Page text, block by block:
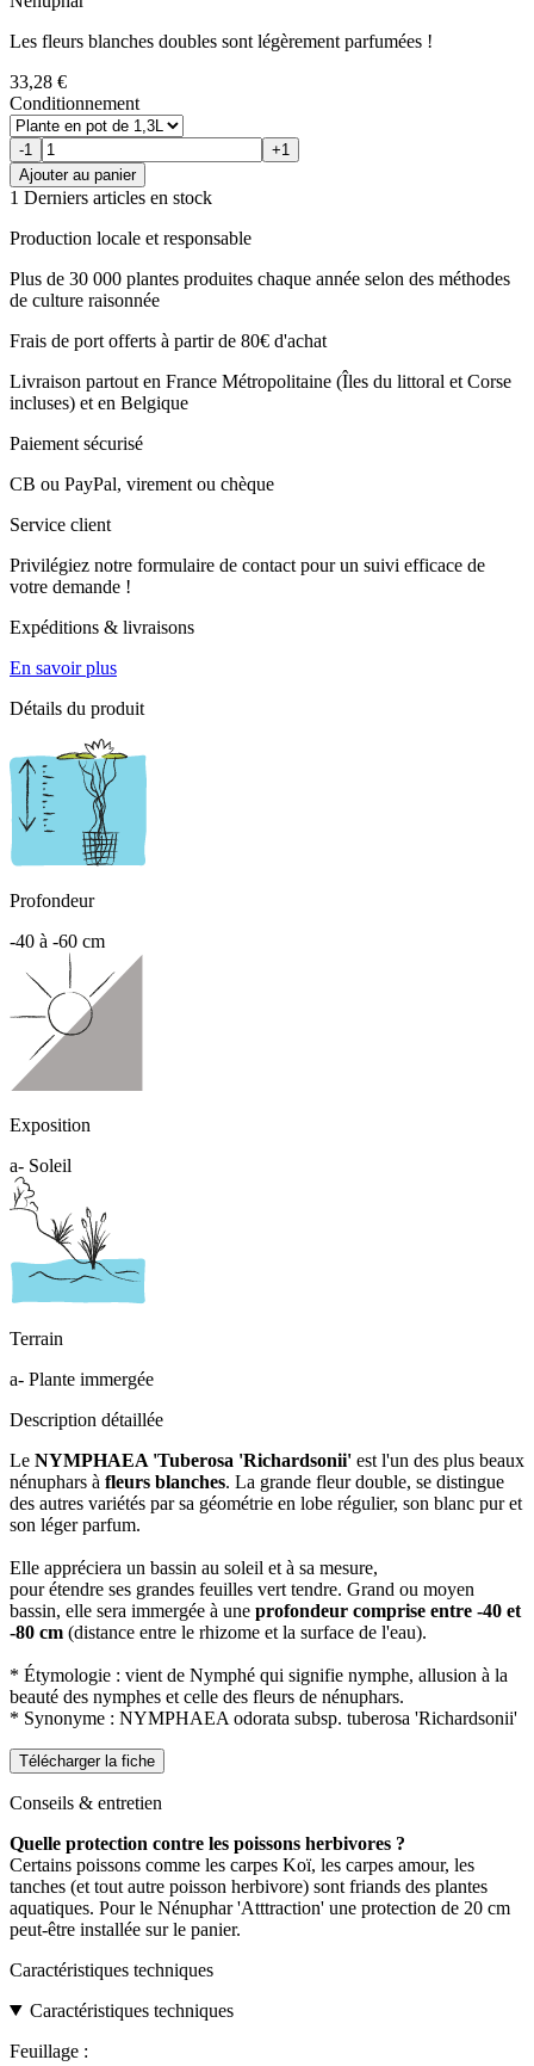
Les fleurs blanches doubles sont légèrement parfumées !
33,28 €
Conditionnement
-1
+1
Ajouter au panier
1 Derniers articles en stock
Production locale et responsable
Plus de 30 000 plantes produites chaque année selon des méthodes
de culture raisonnée
Frais de port offerts à partir de 80€ d'achat
Livraison partout en France Métropolitaine (Îles du littoral et Corse
incluses) et en Belgique
Paiement sécurisé
CB ou PayPal, virement ou chèque
Service client
Privilégiez notre formulaire de contact pour un suivi efficace de
votre demande !
Expéditions & livraisons
En savoir plus
Détails du produit
Profondeur
-40 à -60 cm
Exposition
a- Soleil
Terrain
a- Plante immergée
Description détaillée
Le NYMPHAEA 'Tuberosa 'Richardsonii' est l'un des plus beaux
nénuphars à fleurs blanches. La grande fleur double, se distingue
des autres variétés par sa géométrie en lobe régulier, son blanc pur et
son léger parfum.
Elle appréciera un bassin au soleil et à sa mesure,
pour étendre ses grandes feuilles vert tendre. Grand ou moyen
bassin, elle sera immergée à une profondeur comprise entre -40 et
-80 cm (distance entre le rhizome et la surface de l'eau).
* Étymologie : vient de Nymphé qui signifie nymphe, allusion à la
beauté des nymphes et celle des fleurs de nénuphars.
* Synonyme : NYMPHAEA odorata subsp. tuberosa 'Richardsonii'
Télécharger la fiche
Conseils & entretien
Quelle protection contre les poissons herbivores ?
Certains poissons comme les carpes Koï, les carpes amour, les
tanches (et tout autre poisson herbivore) sont friands des plantes
aquatiques. Pour le Nénuphar 'Atttraction' une protection de 20 cm
peut-être installée sur le panier.
Caractéristiques techniques
Caractéristiques techniques
Feuillage :